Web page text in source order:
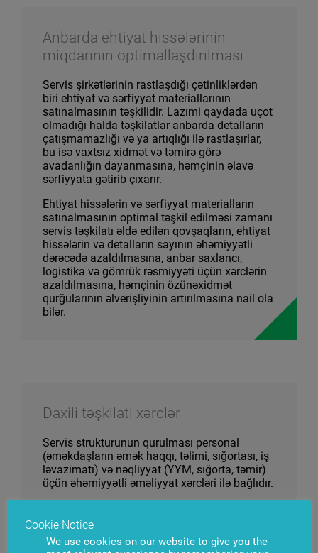
Anbarda ehtiyat hissələrinin
miqdarının optimallaşdırılması
Servis şirkətlərinin rastlaşdığı çətinliklərdən
biri ehtiyat və sərfiyyat materiallarının
satınalmasının təşkilidir. Lazımi qaydada uçot
olmadığı halda təşkilatlar anbarda detalların
çatışmamazlığı və ya artıqlığı ilə rastlaşırlar,
bu isə vaxtsız xidmət və təmirə görə
avadanlığın dayanmasına, həmçinin əlavə
sərfiyyata gətirib çıxarır.
Ehtiyat hissələrin və sərfiyyat materialların
satınalmasının optimal təşkil edilməsi zamanı
servis təşkilatı əldə edilən qovşaqların, ehtiyat
hissələrin və detalların sayının əhəmiyyətli
dərəcədə azaldılmasına, anbar saxlancı,
logistika və gömrük rəsmiyyəti üçün xərclərin
azaldılmasına, həmçinin özünəxidmət
qurğularının əlverişliyinin artırılmasına nail ola
bilər.
Daxili təşkilati xərclər
Servis strukturunun qurulması personal
(əməkdaşların əmək haqqı, təlimi, sığortası, iş
ləvazimatı) və nəqliyyat (YYM, sığorta, təmir)
üçün əhəmiyyətli əməliyyat xərcləri ilə bağlıdır.
maddi-texniki vaxitələrin və yanacağın uçotu
üçün xüsusi həllərin istifadəsi təşkilatın servis
xidmətlərinə daxili xərclərini
Cookie Notice
We use cookies on our website to give you the